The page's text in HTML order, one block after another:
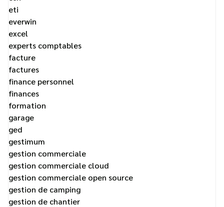
eti
everwin
excel
experts comptables
facture
factures
finance personnel
finances
formation
garage
ged
gestimum
gestion commerciale
gestion commerciale cloud
gestion commerciale open source
gestion de camping
gestion de chantier